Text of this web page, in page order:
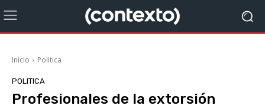
Inicio Politica
POLITICA
Profesionales de la extorsión